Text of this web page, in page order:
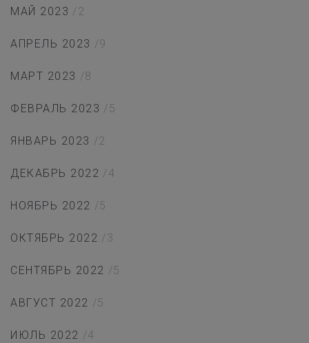
МАЙ 2023 /2
АПРЕЛЬ 2023 /9
МАРТ 2023 /8
ФЕВРАЛЬ 2023 /5
ЯНВАРЬ 2023 /2
ДЕКАБРЬ 2022 /4
НОЯБРЬ 2022 /5
ОКТЯБРЬ 2022 /3
СЕНТЯБРЬ 2022 /5
АВГУСТ 2022 /5
ИЮЛЬ 2022 /4